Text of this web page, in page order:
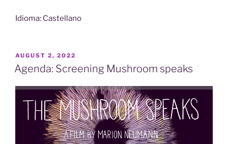
Idioma: Castellano
POSTED
ON
AUGUST 2, 2022
Agenda: Screening Mushroom speaks